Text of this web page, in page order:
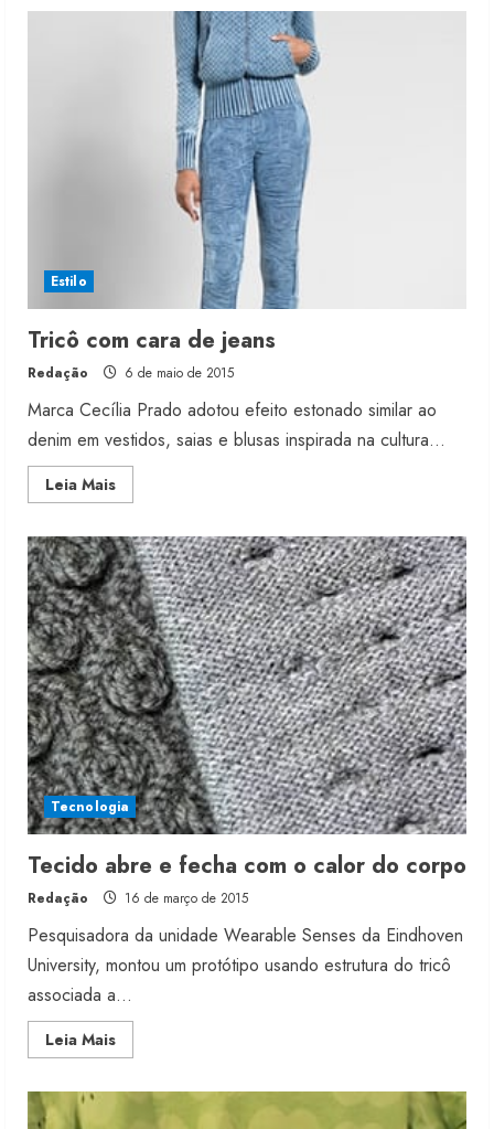
fornecedor
Estilo
Tricô com cara de jeans
Redação 6 de maio de 2015
Marca Cecília Prado adotou efeito estonado similar ao
denim em vestidos, saias e blusas inspirada na cultura...
Leia MaisRead
more
com
cara
de
jeans
Tecnologia
Tecido abre e fecha com o calor do corpo
Redação 16 de março de 2015
Pesquisadora da unidade Wearable Senses da Eindhoven
University, montou um protótipo usando estrutura do tricô
associada a...
Leia MaisRead
more
abre